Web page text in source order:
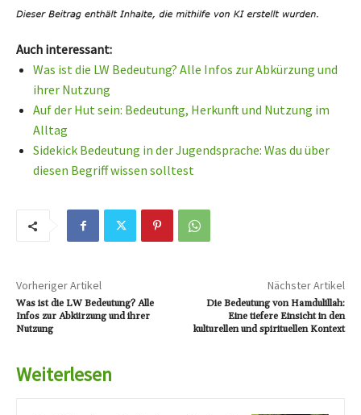
Auch interessant:
Was ist die LW Bedeutung? Alle Infos zur Abkürzung und
ihrer Nutzung
Auf der Hut sein: Bedeutung, Herkunft und Nutzung im
Alltag
Sidekick Bedeutung in der Jugendsprache: Was du über
diesen Begriff wissen solltest
Vorheriger Artikel
Was ist die LW Bedeutung? Alle
Infos zur Abkürzung und ihrer
Nutzung
Nächster Artikel
Die Bedeutung von Hamdulillah:
Eine tiefere Einsicht in den
kulturellen und spirituellen Kontext
Weiterlesen